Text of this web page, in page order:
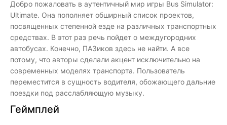
Добро пожаловать в аутентичный мир игры Bus Simulator:
Ultimate. Она пополняет обширный список проектов,
посвященных степенной езде на различных транспортных
средствах. В этот раз речь пойдет о междугородних
автобусах. Конечно, ПАЗиков здесь не найти. А все
потому, что авторы сделали акцент исключительно на
современных моделях транспорта. Пользователь
переместится в сущность водителя, обожающего дальние
поездки под расслабляющую музыку.
Геймплей